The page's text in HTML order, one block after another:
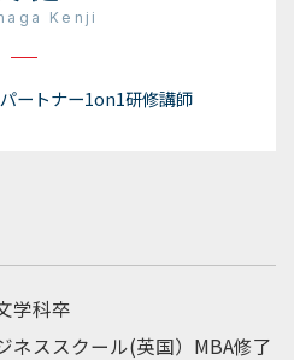
Kenji
ートナー1on1研修講師
学科卒
ネススクール(英国）MBA修了